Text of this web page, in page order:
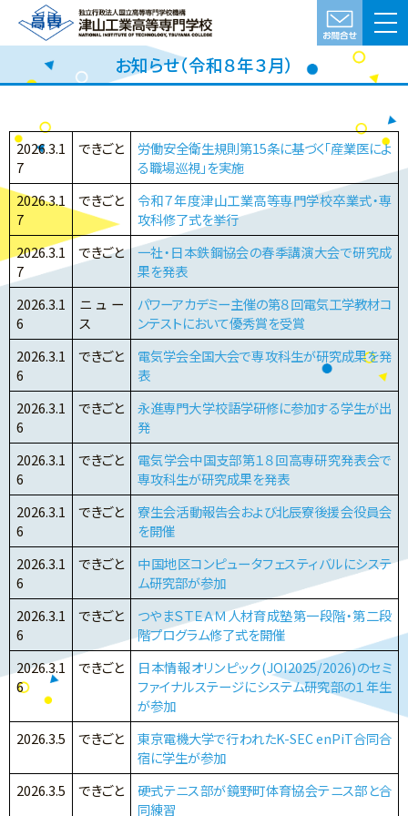
お知らせ（令和８年３月）
2026.3.1
7
できごと
労働安全衛生規則第15条に基づく「産業医によ
る職場巡視」を実施
2026.3.1
7
できごと
令和７年度津山工業高等専門学校卒業式・専
攻科修了式を挙行
2026.3.1
7
できごと
一社・日本鉄鋼協会の春季講演大会で研究成
果を発表
2026.3.1
6
ニュー
ス
パワーアカデミー主催の第８回電気工学教材コ
ンテストにおいて優秀賞を受賞
2026.3.1
6
できごと
電気学会全国大会で専攻科生が研究成果を発
表
2026.3.1
6
できごと
永進専門大学校語学研修に参加する学生が出
発
2026.3.1
6
できごと
電気学会中国支部第１８回高専研究発表会で
専攻科生が研究成果を発表
2026.3.1
6
できごと
寮生会活動報告会および北辰寮後援会役員会
を開催
2026.3.1
6
できごと
中国地区コンピュータフェスティバルにシステ
ム研究部が参加
2026.3.1
6
できごと
つやまＳＴＥＡＭ人材育成塾第一段階・第二段
階プログラム修了式を開催
2026.3.1
6
できごと
日本情報オリンピック(JOI2025/2026)のセミ
ファイナルステージにシステム研究部の１年生
が参加
2026.3.5
できごと
東京電機大学で行われたK-SEC enPiT合同合
宿に学生が参加
2026.3.5
できごと
硬式テニス部が鏡野町体育協会テニス部と合
同練習